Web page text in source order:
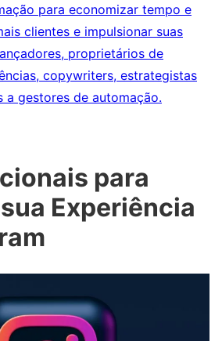
para economizar tempo e
clientes e impulsionar suas
proprietários de
copywriters, estrategistas
a gestores de automação.
para
Experiência